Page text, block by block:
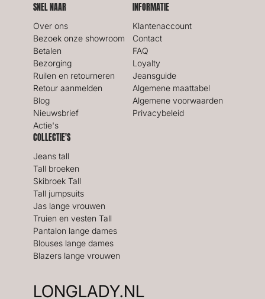
SNEL NAAR
Over ons
Bezoek onze showroom
Betalen
Bezorging
Ruilen en retourneren
Retour aanmelden
Blog
Nieuwsbrief
Actie's
INFORMATIE
Klantenaccount
Contact
FAQ
Loyalty
Jeansguide
Algemene maattabel
Algemene voorwaarden
Privacybeleid
COLLECTIE'S
Jeans tall
Tall broeken
Skibroek Tall
Tall jumpsuits
Jas lange vrouwen
Truien en vesten Tall
Pantalon lange dames
Blouses lange dames
Blazers lange vrouwen
LONGLADY.NL